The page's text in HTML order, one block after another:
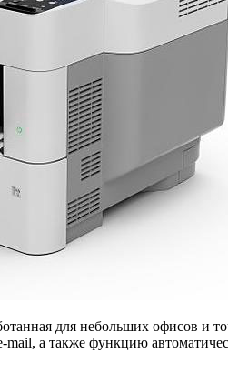
для небольших офисов и
а также функцию